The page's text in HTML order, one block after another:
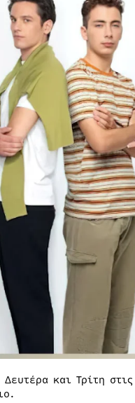
Δευτέρα και Τρίτη